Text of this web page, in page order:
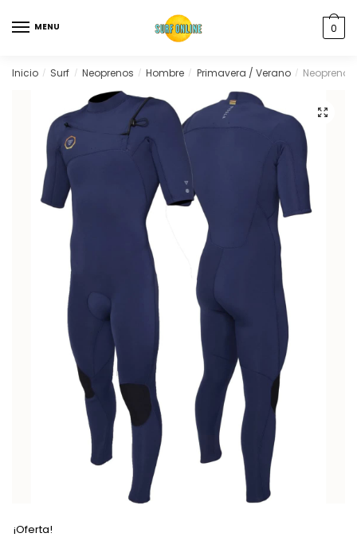
MENU 0
Inicio / Surf / Neoprenos / Hombre / Primavera / Verano / Neopreno
🔍
¡Oferta!